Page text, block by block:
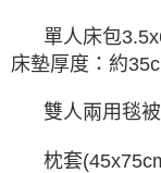
單人床包
床墊厚度：約
雙人兩用毯
枕套